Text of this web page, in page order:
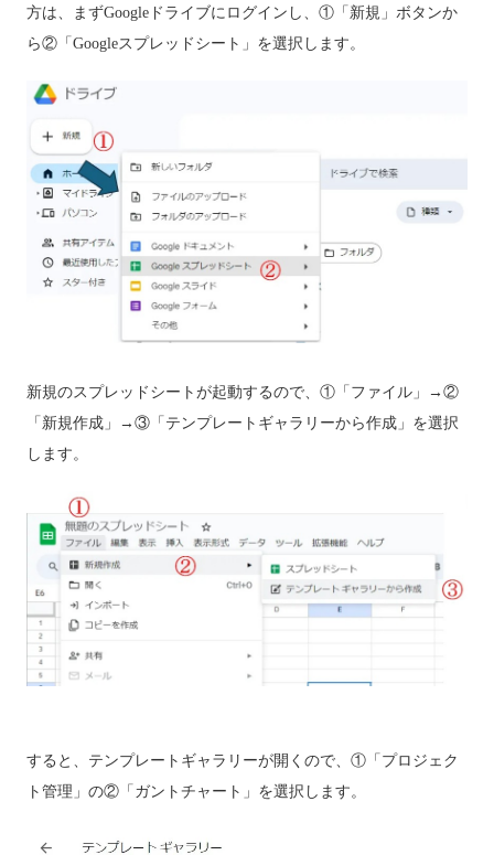
方は、まずGoogleドライブにログインし、①「新規」ボタンか
ら②「Googleスプレッドシート」を選択します。
新規のスプレッドシートが起動するので、①「ファイル」→②
「新規作成」→③「テンプレートギャラリーから作成」を選択
します。
すると、テンプレートギャラリーが開くので、①「プロジェク
ト管理」の②「ガントチャート」を選択します。